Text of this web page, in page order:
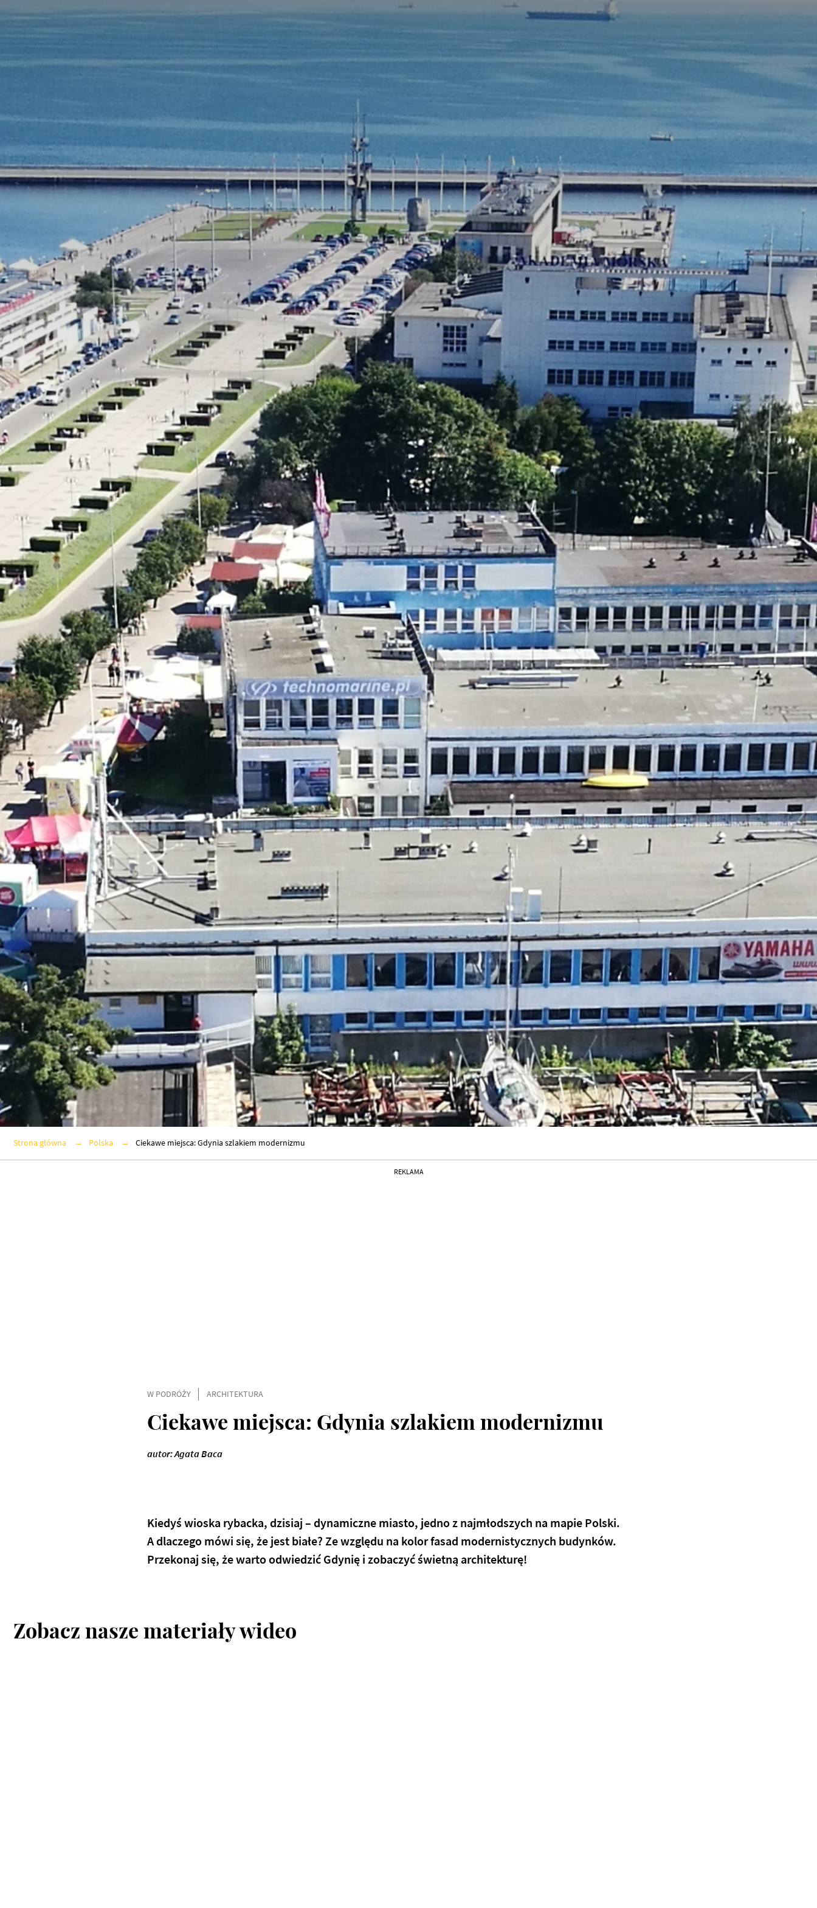
Strona główna Polska Ciekawe miejsca: Gdynia szlakiem modernizmu
REKLAMA
W PODRÓŻY ARCHITEKTURA
Ciekawe miejsca: Gdynia szlakiem modernizmu
autor: Agata Baca
Kiedyś wioska rybacka, dzisiaj – dynamiczne miasto, jedno z najmłodszych na mapie Polski.
A dlaczego mówi się, że jest białe? Ze względu na kolor fasad modernistycznych budynków.
Przekonaj się, że warto odwiedzić Gdynię i zobaczyć świetną architekturę!
Zobacz nasze materiały wideo